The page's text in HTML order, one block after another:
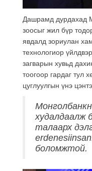
Дашрамд дурдахад
зоосыг жил бүр
явдалд зориулан
технологиор
загварын хувьд
тоогоор гардаг тул
цуглуулгын үнэ
худалдаалж
талаарх
боломжтой.